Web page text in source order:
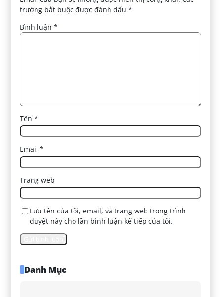
trường bắt buộc được đánh dấu*
Bình luận*
Tên*
Email*
Trang web
Lưu tên của tôi, email, và trang web trong trình
duyệt này cho lần bình luận kế tiếp của tôi.
Danh Mục